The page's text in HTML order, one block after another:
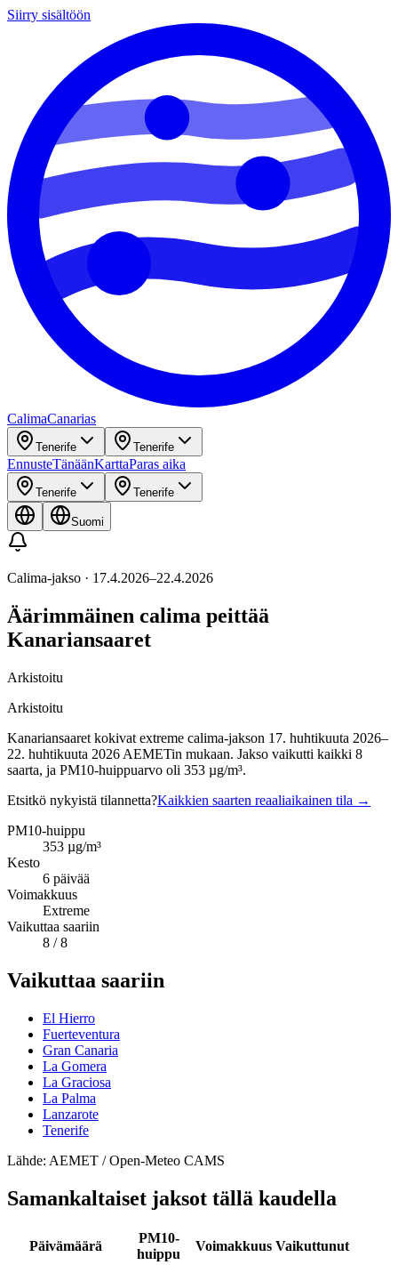
Siirry sisältöön
CalimaCanarias
Tenerife Tenerife
EnnusteTänäänKarttaParas aika
Tenerife Tenerife
Suomi
Calima-jakso · 17.4.2026–22.4.2026
Äärimmäinen calima peittää
Kanariansaaret
Arkistoitu
Arkistoitu
Kanariansaaret kokivat extreme calima-jakson 17. huhtikuuta 2026–
22. huhtikuuta 2026 AEMETin mukaan. Jakso vaikutti kaikki 8
saarta, ja PM10-huippuarvo oli 353 µg/m³.
Etsitkö nykyistä tilannetta?Kaikkien saarten reaaliaikainen tila →
PM10-huippu
353 µg/m³
Kesto
6 päivää
Voimakkuus
Extreme
Vaikuttaa saariin
8 / 8
Vaikuttaa saariin
El Hierro
Fuerteventura
Gran Canaria
La Gomera
La Graciosa
La Palma
Lanzarote
Tenerife
Lähde: AEMET / Open-Meteo CAMS
Samankaltaiset jaksot tällä kaudella
Päivämäärä
PM10-
huippu
Voimakkuus Vaikuttunut